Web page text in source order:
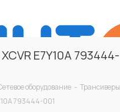
E7Y10A 793444-
оборудование - Трансиверы
793444-001